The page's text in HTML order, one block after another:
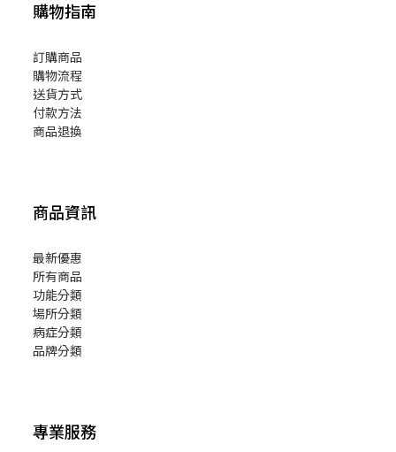
購物指南
訂購商品
購物流程
送貨方式
付款方法
商品退換
商品資訊
最新優惠
所有商品
功能分類
場所分類
病症分類
品牌分類
專業服務